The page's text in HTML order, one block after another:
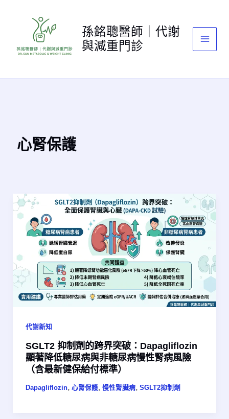
孫銘聰醫師｜代謝
與減重門診
心腎保護
代謝新知
SGLT2 抑制劑的跨界突破：Dapagliflozin
顯著降低糖尿病與非糖尿病慢性腎病風險
（含最新健保給付標準）
Dapagliflozin, 心腎保護, 慢性腎臟病, SGLT2抑制劑